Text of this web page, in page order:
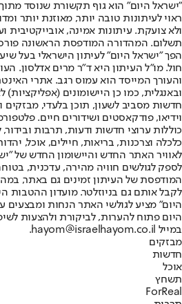
"ישראל היום" הוא גוף תקשורת שנוסד
ראוי לעיתונות טובה יותר, מאוזנת יותר
ולא צועקת. עיתונות אמינה, אובייקטיבית
הפך "ישראל היום" לעיתון הישראלי בעל
חול. מו"ל העיתון היא ד"ר מרים אדלסון.
והעורך המייסד הוא עמוס רגב. אתרי
חדשות מסביב לשעון, תוכן בלעדי, מבזקים
וידיאו, פודקאסטים ושידורים חיים.
כוללות ערוצי חדשות ודעות, תרבות ובידור,
לאוויר האתר החדש והיישומון החדש של
לספק לגולשים חוויה מהירה, עדכנית,
המודפסת של העיתון זמינים גם באתר,
לקבל אותם גם בניוזלטר. מועדון ההטבות
היום" מציע לגולשי האתר הנחות ומבצעים
היום פתוח להערות, לביקורת ולהצעות
במייל hayom@israelhayom.co.il.
מבזקים
חדשות
אוכל
תשחץ
ForReal